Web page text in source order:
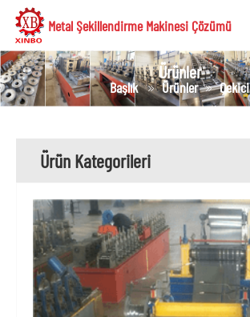
Metal Şekillendirme Makinesi Çözümü
Ürünler
Başlık Ürünler Çekici
Ürün Kategorileri